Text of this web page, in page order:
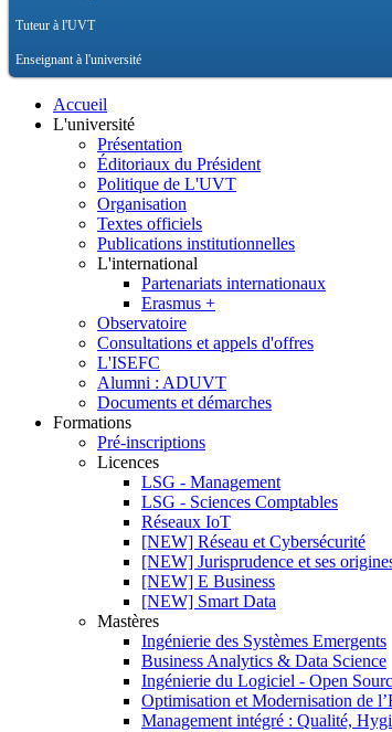
Tuteur à l'UVT
Enseignant à l'université
Accueil
L'université
Présentation
Éditoriaux du Président
Politique de L'UVT
Organisation
Textes officiels
Publications institutionnelles
L'international
Partenariats internationaux
Erasmus +
Observatoire
Consultations et appels d'offres
L'ISEFC
Alumni : ADUVT
Documents et démarches
Formations
Pré-inscriptions
Licences
LSG - Management
LSG - Sciences Comptables
Réseaux IoT
[NEW] Réseau et Cybersécurité
[NEW] Jurisprudence et ses
[NEW] E Business
[NEW] Smart Data
Mastères
Ingénierie des Systèmes Emergents
Business Analytics & Data Science
Ingénierie du Logiciel - Open
Optimisation et Modernisation de
Management intégré : Qualité,